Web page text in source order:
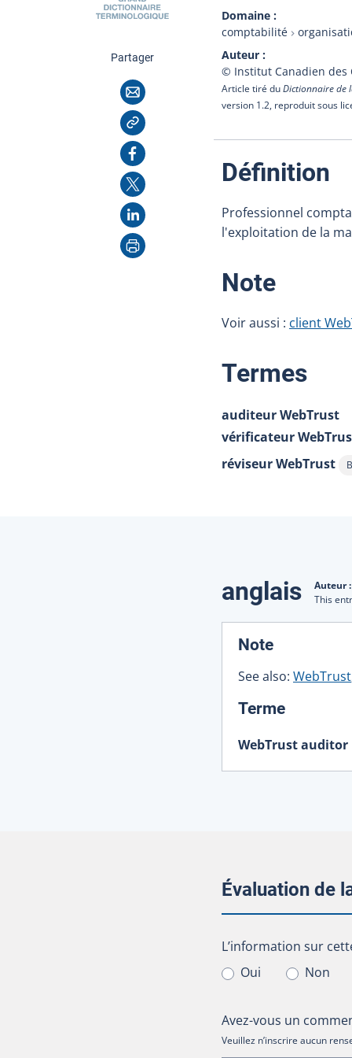
Domaine
comptabilité
Auteur
© Institut Canadien des
Article tiré duDictionnaire de
version 1.2, reproduit sous
Partagercette page
Courriel
Copier l'adresse
Facebook
X
LinkedIn
Imprimer
Définition
Professionnel
l'exploitation de la
Note:
Voir aussi : client
Termes:
auditeur WebTrust
vérificateur
réviseur WebTrust
anglais Auteur :
This
Note:
See also: WebTrust
Terme:
WebTrust auditor
Évaluation de
L’information sur
L’information sur
Oui
Non
Avez-vous un
Veuillez n’inscrire aucun